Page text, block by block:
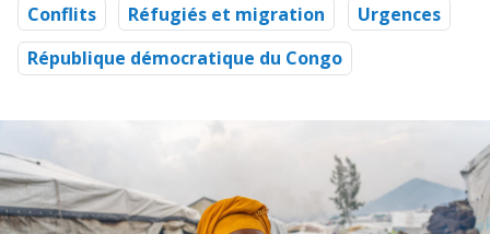
Conflits Réfugiés et migration
Urgences
République démocratique du Congo